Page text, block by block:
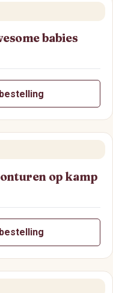
babies
op kamp